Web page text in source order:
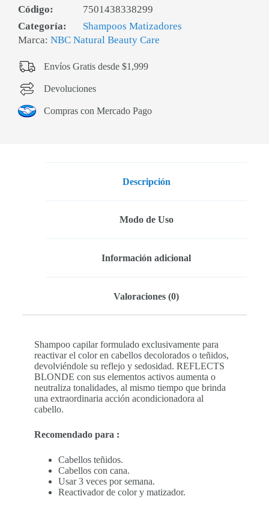
Código:
7501438338299
Categoría:
Shampoos Matizadores
Marca: NBC Natural Beauty Care
Envíos Gratis desde $1,999
Devoluciones
Compras con Mercado Pago
Descripción
Modo de Uso
Información adicional
Valoraciones (0)
Shampoo capilar formulado exclusivamente para
reactivar el color en cabellos decolorados o teñidos,
devolviéndole su reflejo y sedosidad. REFLECTS
BLONDE con sus elementos activos aumenta o
neutraliza tonalidades, al mismo tiempo que brinda
una extraordinaria acción acondicionadora al
cabello.
Recomendado para :
Cabellos teñidos.
Cabellos con cana.
Usar 3 veces por semana.
Reactivador de color y matizador.